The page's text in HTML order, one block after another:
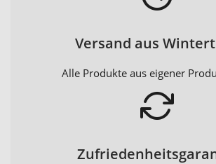
Versand aus
Alle Produkte aus eigener